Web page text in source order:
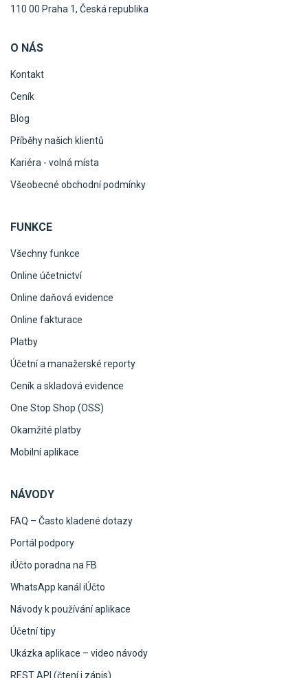
110 00 Praha 1, Česká republika
O NÁS
Kontakt
Ceník
Blog
Příběhy našich klientů
Kariéra - volná místa
Všeobecné obchodní podmínky
FUNKCE
Všechny funkce
Online účetnictví
Online daňová evidence
Online fakturace
Platby
Účetní a manažerské reporty
Ceník a skladová evidence
One Stop Shop (OSS)
Okamžité platby
Mobilní aplikace
NÁVODY
FAQ – Často kladené dotazy
Portál podpory
iÚčto poradna na FB
WhatsApp kanál iÚčto
Návody k používání aplikace
Účetní tipy
Ukázka aplikace – video návody
REST API (čtení i zápis)